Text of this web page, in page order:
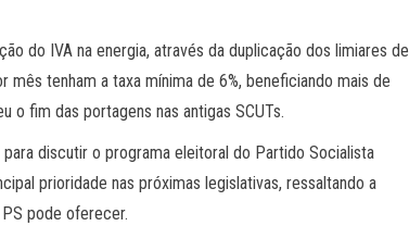
do IVA na energia, através da duplicação dos limiares de
tenham a taxa mínima de 6%, beneficiando mais de
o fim das portagens nas antigas SCUTs.
discutir o programa eleitoral do Partido Socialista
prioridade nas próximas legislativas, ressaltando a
PS pode oferecer.